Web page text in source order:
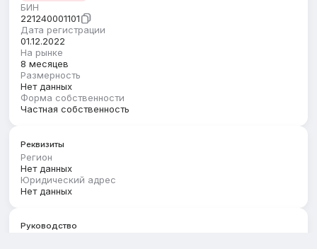
БИН
221240001101
Дата регистрации
01.12.2022
На рынке
8 месяцев
Размерность
Нет данных
Форма собственности
Частная собственность
Реквизиты
Регион
Нет данных
Юридический адрес
Нет данных
Руководство